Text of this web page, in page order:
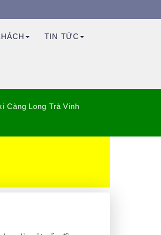
TIN TỨC
Càng Long Trà Vinh